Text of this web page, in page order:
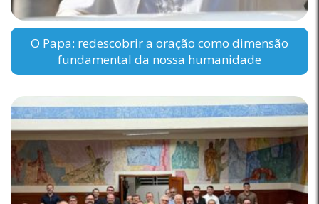
O Papa: redescobrir a oração como dimensão
fundamental da nossa humanidade